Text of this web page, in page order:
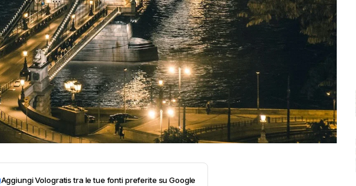
Aggiungi Vologratis tra le tue fonti preferite su Google